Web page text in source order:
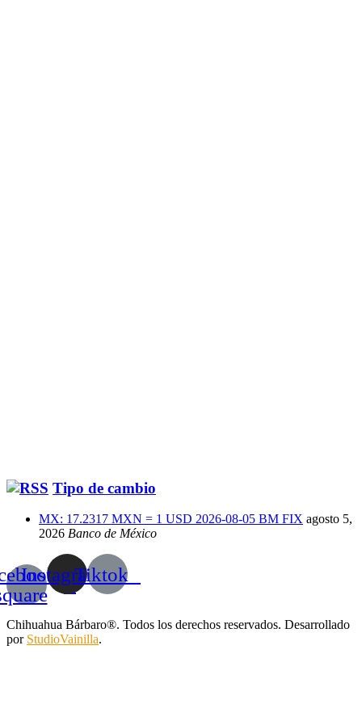
Tipo de cambio
MX: 17.2317 MXN = 1 USD 2026-08-05 BM FIX agosto 5,
2026 Banco de México
InstagramTiktok
Chihuahua Bárbaro®. Todos los derechos reservados. Desarrollado
por StudioVainilla.